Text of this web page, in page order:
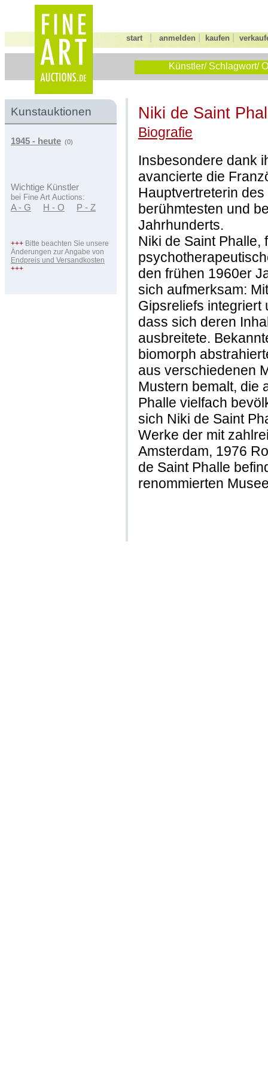
start anmelden kaufen
Künstler/ Schlagwort/
Kunstauktionen
1945 - heute (0)
Wichtige Künstler
bei Fine Art Auctions:
A - G H - O P - Z
+++ Bitte beachten Sie unsere
Änderungen zur Angabe von
Endpreis und Versandkosten
+++
Niki de Saint
Biografie
Insbesondere dank
avancierte die
Hauptvertreterin
berühmtesten und
Jahrhunderts.
Niki de Saint Phalle,
den frühen 1960er
sich aufmerksam:
Gipsreliefs integriert
dass sich deren
ausbreitete.
biomorph
aus verschiedenen
Mustern bemalt, die
Phalle vielfach
sich Niki de Saint
Werke der mit
Amsterdam, 1976
de Saint Phalle
renommierten